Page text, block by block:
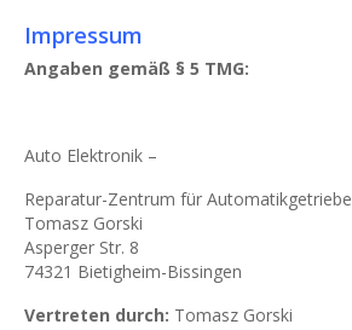
Impressum
Angaben gemäß § 5 TMG:
Auto Elektronik –
Reparatur-Zentrum für Automatikgetriebe
Tomasz Gorski
Asperger Str. 8
74321 Bietigheim-Bissingen
Vertreten durch: Tomasz Gorski